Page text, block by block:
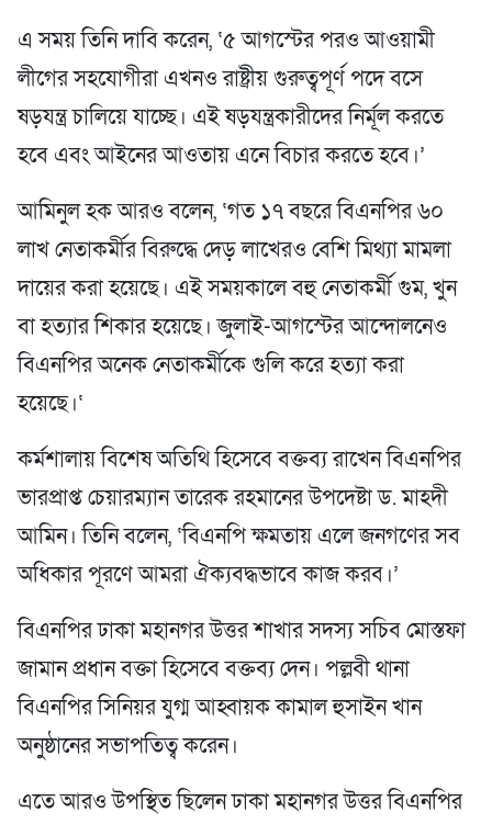
এ সময় তিনি দাবি করেন, ‘৫ আগস্টের পরও আওয়ামী
লীগের সহযোগীরা এখনও রাষ্ট্রীয় গুরুত্বপূর্ণ পদে বসে
ষড়যন্ত্র চালিয়ে যাচ্ছে। এই ষড়যন্ত্রকারীদের নির্মূল করতে
হবে এবং আইনের আওতায় এনে বিচার করতে হবে।’
আমিনুল হক আরও বলেন, ‘গত ১৭ বছরে বিএনপির ৬০
লাখ নেতাকর্মীর বিরুদ্ধে দেড় লাখেরও বেশি মিথ্যা মামলা
দায়ের করা হয়েছে। এই সময়কালে বহু নেতাকর্মী গুম, খুন
বা হত্যার শিকার হয়েছে। জুলাই-আগস্টের আন্দোলনেও
বিএনপির অনেক নেতাকর্মীকে গুলি করে হত্যা করা
হয়েছে।‘
কর্মশালায় বিশেষ অতিথি হিসেবে বক্তব্য রাখেন বিএনপির
ভারপ্রাপ্ত চেয়ারম্যান তারেক রহমানের উপদেষ্টা ড. মাহদী
আমিন। তিনি বলেন, ‘বিএনপি ক্ষমতায় এলে জনগণের সব
অধিকার পূরণে আমরা ঐক্যবদ্ধভাবে কাজ করব।’
বিএনপির ঢাকা মহানগর উত্তর শাখার সদস্য সচিব মোস্তফা
জামান প্রধান বক্তা হিসেবে বক্তব্য দেন। পল্লবী থানা
বিএনপির সিনিয়র যুগ্ম আহ্বায়ক কামাল হুসাইন খান
অনুষ্ঠানের সভাপতিত্ব করেন।
এতে আরও উপস্থিত ছিলেন ঢাকা মহানগর উত্তর বিএনপির